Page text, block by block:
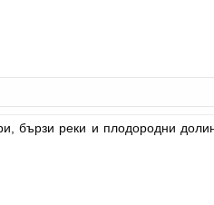
бързи реки и плодородни